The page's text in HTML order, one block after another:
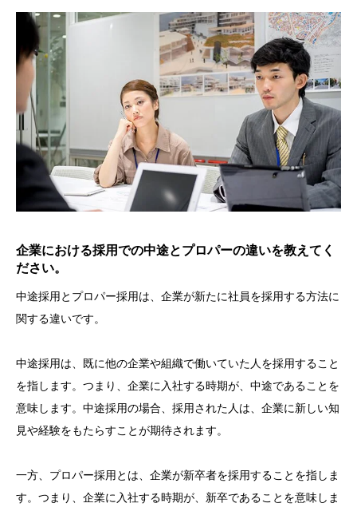
企業における採用での中途とプロパーの違いを教えてく
ださい。
中途採用とプロパー採用は、企業が新たに社員を採用する方法に
関する違いです。
中途採用は、既に他の企業や組織で働いていた人を採用すること
を指します。つまり、企業に入社する時期が、中途であることを
意味します。中途採用の場合、採用された人は、企業に新しい知
見や経験をもたらすことが期待されます。
一方、プロパー採用とは、企業が新卒者を採用することを指しま
す。つまり、企業に入社する時期が、新卒であることを意味しま